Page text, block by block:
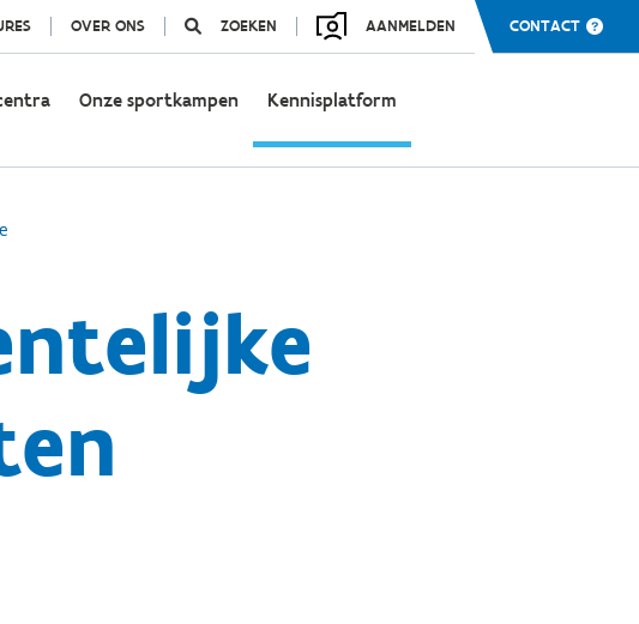
OVER ONS ZOEKEN AANMELDEN CONTACT
Onze sportkampen Kennisplatform